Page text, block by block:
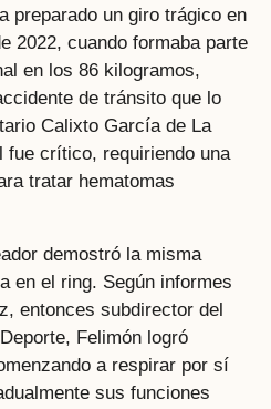
preparado un giro trágico en
2022, cuando formaba parte
en los 86 kilogramos,
de tránsito que lo
Calixto García de La
fue crítico, requiriendo una
tratar hematomas
demostró la misma
en el ring. Según informes
entonces subdirector del
Felimón logró
a respirar por sí
sus funciones